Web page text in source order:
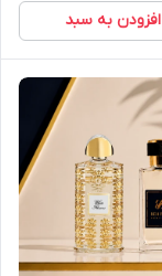
افزودن به سبد